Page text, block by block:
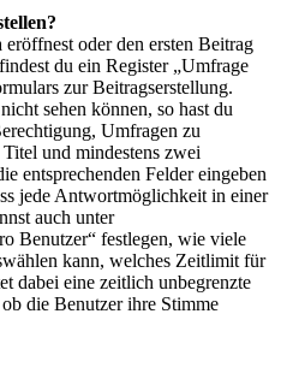
oder den ersten Beitrag
du ein Register „Umfrage
zur Beitragserstellung.
sehen können, so hast du
Umfragen zu
und mindestens zwei
entsprechenden Felder eingeben
jede Antwortmöglichkeit in einer
auch unter
Benutzer“ festlegen, wie viele
kann, welches Zeitlimit für
dabei eine zeitlich unbegrenzte
die Benutzer ihre Stimme